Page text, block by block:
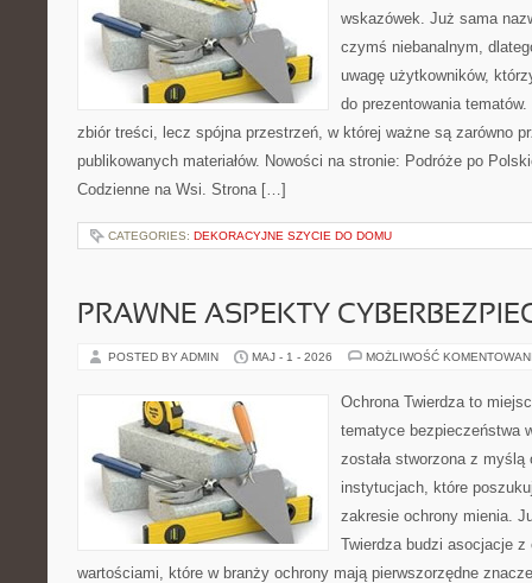
wskazówek. Już sama
czymś niebanalnym,
uwagę użytkowników,
do prezentowania
zbiór treści, lecz spójna przestrzeń, w której ważne są zarówno
publikowanych materiałów. Nowości na stronie: Podróże po
Codzienne na Wsi. Strona […]
CATEGORIES: DEKORACYJNE SZYCIE DO DOMU
PRAWNE ASPEKTY
POSTED BY ADMIN MAJ - 1 - 2026 MOŻLIWOŚĆ
Ochrona Twierdza to
tematyce bezpieczeństwa
została stworzona z
instytucjach, które
zakresie ochrony mienia.
Twierdza budzi asocjacje
wartościami, które w branży ochrony mają pierwszorzędne